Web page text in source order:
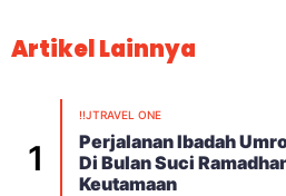
Artikel Lainnya
!!JTRAVEL ONE
Perjalanan Ibadah
Di Bulan Suci
Keutamaan